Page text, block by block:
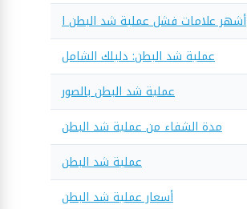
أشهر علامات فشل عملية شد البطن ا
عملية شد البطن: دليلك الشامل
عملية شد البطن بالصور
مدة الشفاء من عملية شد البطن
عملية شد البطن
أسعار عملية شد البطن